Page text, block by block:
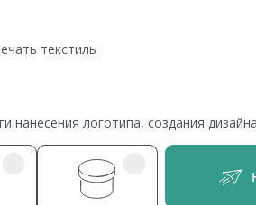
текстиль
логотипа, создания